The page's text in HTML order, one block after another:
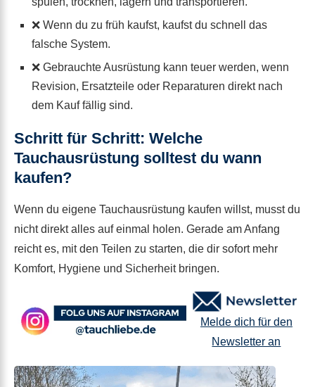
❌ Wenn du zu früh kaufst, kaufst du schnell das
falsche System.
❌ Gebrauchte Ausrüstung kann teuer werden, wenn
Revision, Ersatzteile oder Reparaturen direkt nach
dem Kauf fällig sind.
Schritt für Schritt: Welche
Tauchausrüstung solltest du wann
kaufen?
Wenn du eigene Tauchausrüstung kaufen willst, musst du
nicht direkt alles auf einmal holen. Gerade am Anfang
reicht es, mit den Teilen zu starten, die dir sofort mehr
Komfort, Hygiene und Sicherheit bringen.
Melde dich für den
Newsletter an